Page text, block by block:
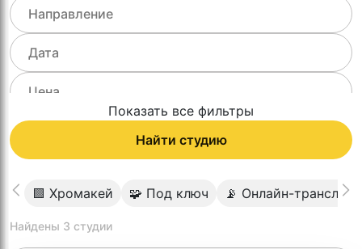
Показать все фильтры
Найти студию
🟩 Хромакей 🧩 Под ключ 📡 Онлайн-
Найдены 3 студии